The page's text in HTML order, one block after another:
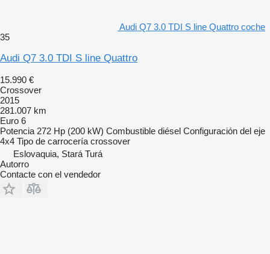
Audi Q7 3.0 TDI S line Quattro coche
35
Audi Q7 3.0 TDI S line Quattro
15.990 €
Crossover
2015
281.007 km
Euro 6
Potencia 272 Hp (200 kW) Combustible diésel Configuración del eje
4x4 Tipo de carrocería crossover
Eslovaquia, Stará Turá
Autorro
Contacte con el vendedor